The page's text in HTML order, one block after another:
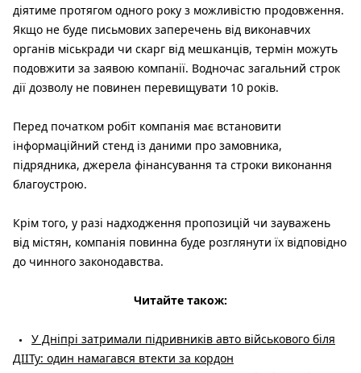
діятиме протягом одного року з можливістю продовження.
Якщо не буде письмових заперечень від виконавчих
органів міськради чи скарг від мешканців, термін можуть
подовжити за заявою компанії. Водночас загальний строк
дії дозволу не повинен перевищувати 10 років.
Перед початком робіт компанія має встановити
інформаційний стенд із даними про замовника,
підрядника, джерела фінансування та строки виконання
благоустрою.
Крім того, у разі надходження пропозицій чи зауважень
від містян, компанія повинна буде розглянути їх відповідно
до чинного законодавства.
Читайте також:
У Дніпрі затримали підривників авто військового біля
ДІІТу: один намагався втекти за кордон